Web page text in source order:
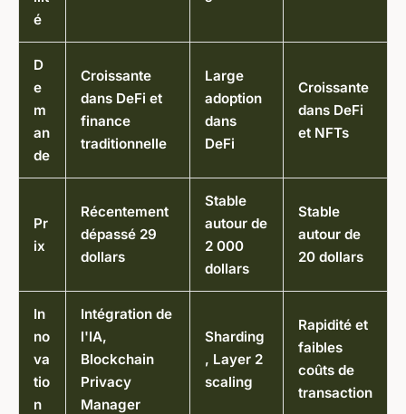
é
D
e
m
an
de
Croissante
dans DeFi et
finance
traditionnelle
Large
adoption
dans
DeFi
Croissante
dans DeFi
et NFTs
Pr
ix
Récentement
dépassé 29
dollars
Stable
autour de
2 000
dollars
Stable
autour de
20 dollars
In
no
va
tio
n
Intégration de
l'IA,
Blockchain
Privacy
Manager
Sharding
, Layer 2
scaling
Rapidité et
faibles
coûts de
transaction